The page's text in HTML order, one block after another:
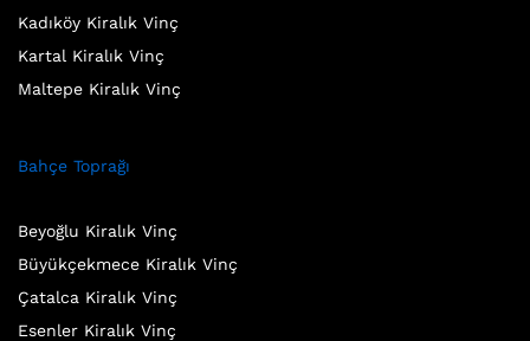
Kadıköy Kiralık Vinç
Kartal Kiralık Vinç
Maltepe Kiralık Vinç
Bahçe Toprağı
Beyoğlu Kiralık Vinç
Büyükçekmece Kiralık Vinç
Çatalca Kiralık Vinç
Esenler Kiralık Vinç